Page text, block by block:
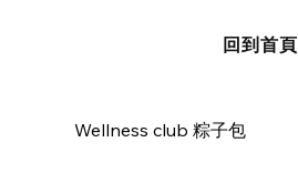
回到首頁
Wellness club 粽子包